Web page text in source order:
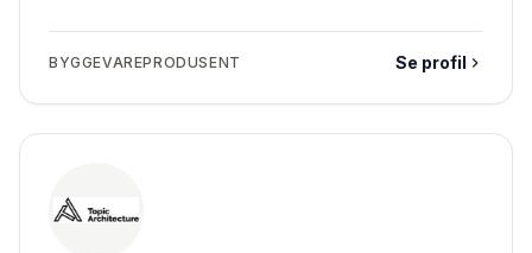
BYGGEVAREPRODUSENT Se profil